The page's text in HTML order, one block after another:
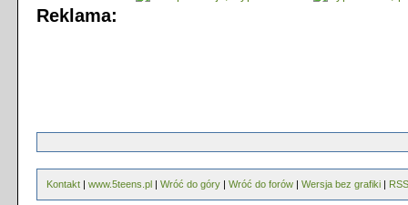
Reklama:
Kontakt | www.5teens.pl | Wróć do góry | Wróć do forów | Wersja bez grafiki | RSS